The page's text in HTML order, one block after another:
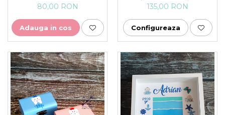
80,00 RON
Adauga in cos
135,00 RON
Configureaza